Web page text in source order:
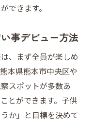
できます。
事デビュー方法
、まず全員が楽しめ
本県熊本市中央区や
スポットが多数あ
とができます。子供
か」と目標を決めて